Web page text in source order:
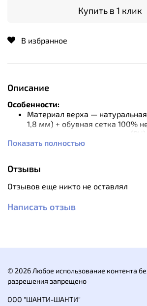
Купить в 1 клик
В избранное
Описание
Особенности:
Материал верха —
1,8 мм) + обувная сетка 100%
усилением из полиуретана (PU)
Оптимальное сочетание
Сменная формованная стелька.
высокой стойкостью к износу
Прочная нейлоновая шнуровка
Подошва TPU — обладает
дополнительную защиту от
воздействий при ходьбе
оптимальное сцепление с
Показать полностью
Отзывы
Отзывов еще никто не оставлял
Написать отзыв
© 2026 Любое использование контента
разрешения запрещено
ООО "ШАНТИ-ШАНТИ"